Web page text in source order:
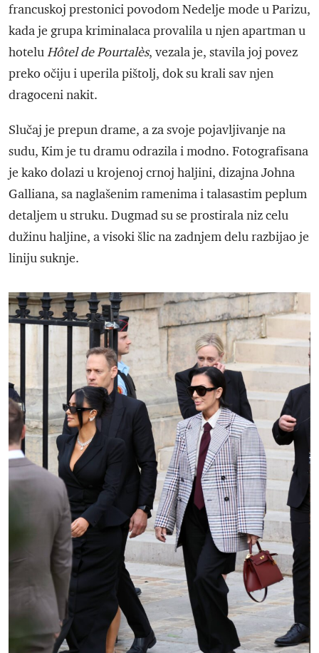
francuskoj prestonici povodom Nedelje mode u Parizu,
kada je grupa kriminalaca provalila u njen apartman u
hoteluHôtel de Pourtalès, vezala je, stavila joj povez
preko očiju i uperila pištolj, dok su krali sav njen
dragoceni nakit.
Slučaj je prepun drame, a za svoje pojavljivanje na
sudu, Kim je tu dramu odrazila i modno. Fotografisana
je kako dolazi u krojenoj crnoj haljini, dizajna Johna
Galliana, sa naglašenim ramenima i talasastim peplum
detaljem u struku. Dugmad su se prostirala niz celu
dužinu haljine, a visoki šlic na zadnjem delu razbijao je
liniju suknje.